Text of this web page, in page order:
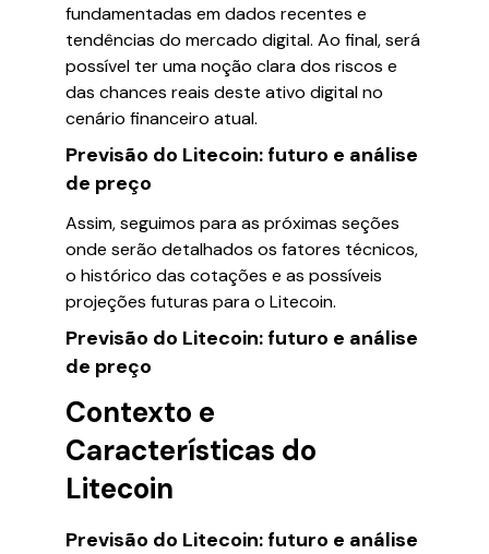
fundamentadas em dados recentes e
tendências do mercado digital. Ao final, será
possível ter uma noção clara dos riscos e
das chances reais deste ativo digital no
cenário financeiro atual.
Previsão do Litecoin: futuro e análise
de preço
Assim, seguimos para as próximas seções
onde serão detalhados os fatores técnicos,
o histórico das cotações e as possíveis
projeções futuras para o Litecoin.
Previsão do Litecoin: futuro e análise
de preço
Contexto e
Características do
Litecoin
Previsão do Litecoin: futuro e análise